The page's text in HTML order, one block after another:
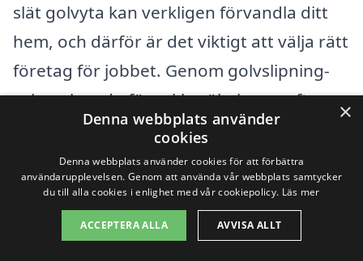
slät golvyta kan verkligen förvandla ditt
hem, och därför är det viktigt att välja rätt
företag för jobbet. Genom golvslipning-
pris.se kan du förenkla sökningen efter
professionella golvslipare i ditt
närområde. Tjänsten hjälper dig att samla
in och jämföra erbjudanden från olika
experter, vilket gör att du kan fatta ett
välinformerat beslut.
×
Denna webbplats använder
cookies
Denna webbplats använder cookies för att förbättra
användarupplevelsen. Genom att använda vår webbplats samtycker
du till alla cookies i enlighet med vår cookiepolicy. Läs mer
ACCEPTERA ALLA AVVISA ALLT